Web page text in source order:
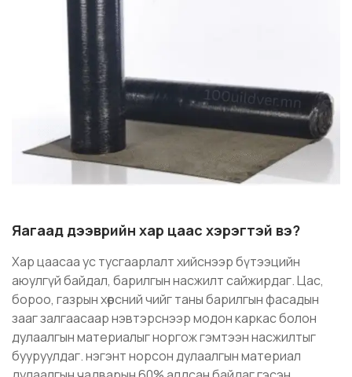
Яагаад дээврийн хар цаас хэрэгтэй вэ?
Хар цаасаа ус тусгаарлалт хийснээр бүтээцийн
аюулгүй байдал, барилгын насжилт сайжирдаг. Цас,
бороо, газрын хөрсний чийг таны барилгын фасадын
зааг залгаасаар нэвтэрснээр модон каркас болон
дулаалгын материалыг норгож гэмтээн насжилтыг
бууруулдаг. нэгэнт норсон дулаалгын материал